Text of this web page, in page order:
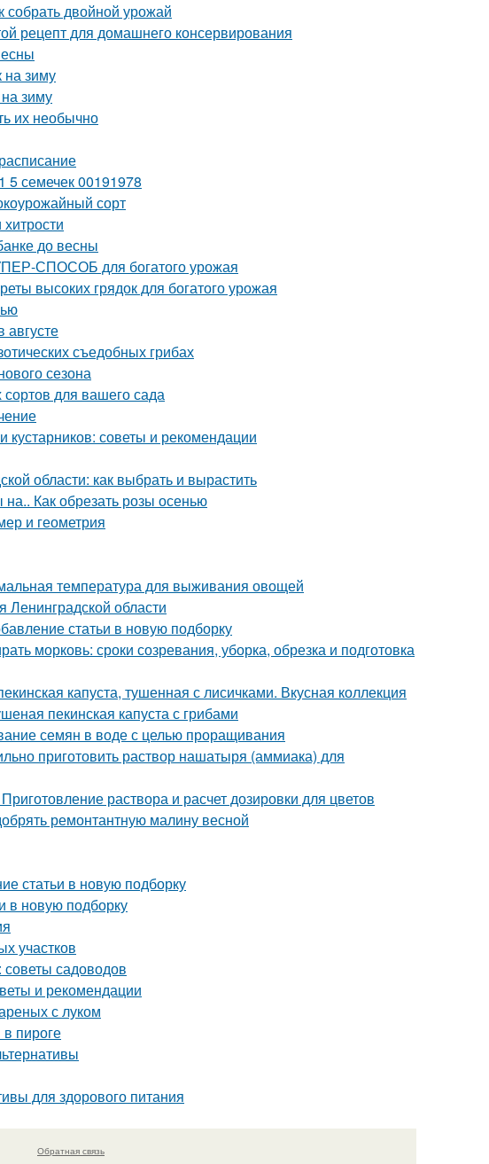
двойной урожай
рецепт для домашнего консервирования
на зиму
зиму
их необычно
семечек 00191978
сорт
до весны
СПОСОБ для богатого урожая
высоких грядок для богатого урожая
августе
съедобных грибах
сезона
сортов для вашего сада
советы и рекомендации
области: как выбрать и вырастить
на.. Как обрезать розы осенью
и геометрия
температура для выживания овощей
области
статьи в новую подборку
морковь: сроки созревания, уборка, обрезка и подготовка
капуста, тушенная с лисичками. Вкусная коллекция
пекинская капуста с грибами
семян в воде с целью проращивания
приготовить раствор нашатыря (аммиака) для
раствора и расчет дозировки для цветов
ремонтантную малину весной
статьи в новую подборку
в новую подборку
участков
советы садоводов
и рекомендации
с луком
пироге
для здорового питания
Обратная связь